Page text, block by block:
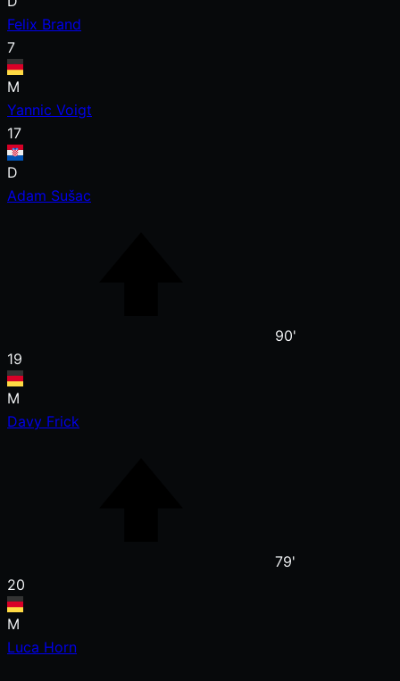
Felix Brand
7
M
Yannic Voigt
17
D
Adam Sušac
90'
19
M
Davy Frick
79'
20
M
Luca Horn